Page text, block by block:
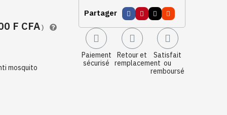
F CFA)
mosquito
Partager
Paiement
sécurisé
Retour et
remplacement
Satisfait
ou
remboursé